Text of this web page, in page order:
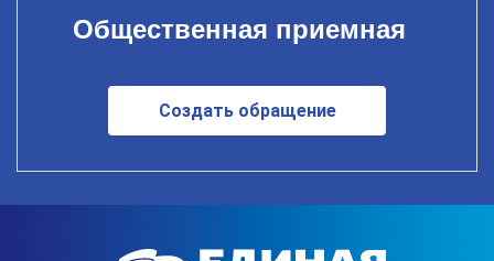
Общественная приемная
Создать обращение